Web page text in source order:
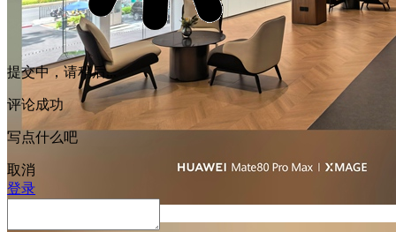
提交中，请稍后...
评论成功
写点什么吧
取消
登录